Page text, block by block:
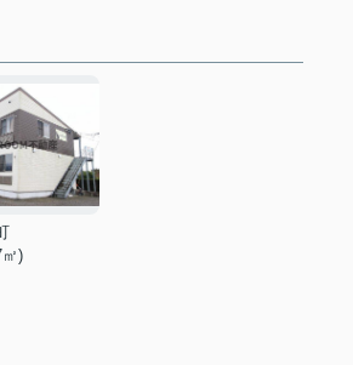
)